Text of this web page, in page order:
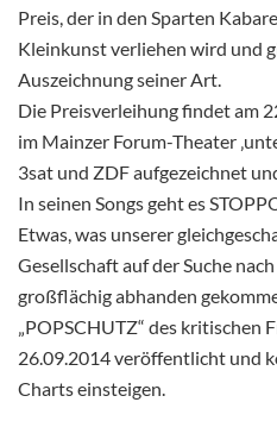
Preis, der in den Sparten
Kleinkunst verliehen wird und
Auszeichnung seiner Art.
Die Preisverleihung findet am
im Mainzer Forum-Theater
3sat und ZDF aufgezeichnet
In seinen Songs geht es
Etwas, was unserer
Gesellschaft auf der Suche
großflächig abhanden
„POPSCHUTZ“ des kritischen
26.09.2014 veröffentlicht und
Charts einsteigen.